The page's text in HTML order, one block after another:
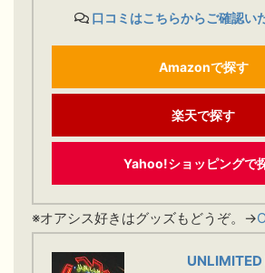
口コミはこちらからご確認い
Amazonで探す
楽天で探す
Yahoo!ショッピングで
※オアシス好きはグッズもどうぞ。→
UNLIMITED